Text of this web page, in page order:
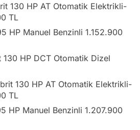
130 HP AT Otomatik Elektrikli-
TL
HP Manuel Benzinli 1.152.900
130 HP DCT Otomatik Dizel
130 HP AT Otomatik Elektrikli-
TL
HP Manuel Benzinli 1.207.900